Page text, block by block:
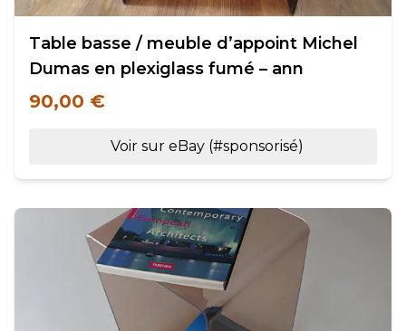
Table basse / meuble d’appoint Michel
Dumas en plexiglass fumé – ann
90,00 €
Voir sur eBay (#sponsorisé)